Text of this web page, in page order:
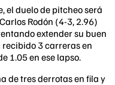
el duelo de pitcheo será
Rodón (4-3, 2.96)
extender su buen
recibido 3 carreras en
1.05 en ese lapso.
de tres derrotas en fila y